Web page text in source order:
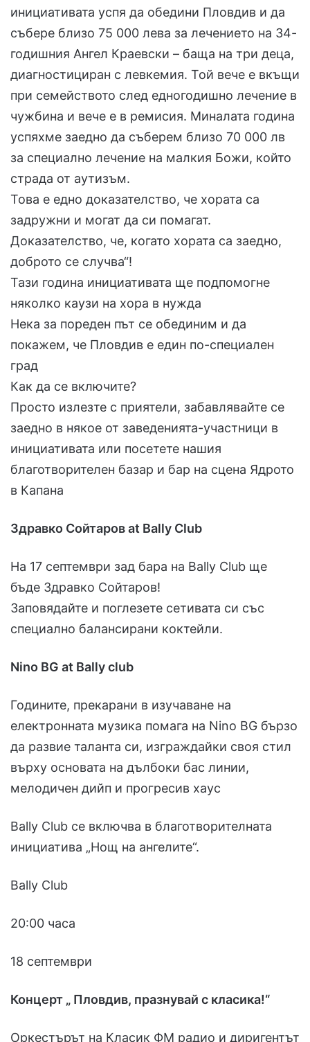
инициативата успя да обедини Пловдив и да
събере близо 75 000 лева за лечението на 34-
годишния Ангел Краевски – баща на три деца,
диагностициран с левкемия. Той вече е вкъщи
при семейството след едногодишно лечение в
чужбина и вече е в ремисия. Миналата година
успяхме заедно да съберем близо 70 000 лв
за специално лечение на малкия Божи, който
страда от аутизъм.
Това е едно доказателство, че хората са
задружни и могат да си помагат.
Доказателство, че, когато хората са заедно,
доброто се случва“!
Тази година инициативата ще подпомогне
няколко каузи на хора в нужда
Нека за пореден път се обединим и да
покажем, че Пловдив е един по-специален
град
Как да се включите?
Просто излезте с приятели, забавлявайте се
заедно в някое от заведенията-участници в
инициативата или посетете нашия
благотворителен базар и бар на сцена Ядрото
в Капана
Здравко Сойтаров at Bally Club
На 17 септември зад бара на Bally Club ще
бъде Здравко Сойтаров!
Заповядайте и поглезете сетивата си със
специално балансирани коктейли.
Nino BG at Bally club
Годините, прекарани в изучаване на
електронната музика помага на Nino BG бързо
да развие таланта си, изграждайки своя стил
върху основата на дълбоки бас линии,
мелодичен дийп и прогресив хаус
Bally Club се включва в благотворителната
инициатива „Нощ на ангелите“.
Bally Club
20:00 часа
18 септември
Концерт „ Пловдив, празнувай с класика!“
Оркестърът на Класик ФМ радио и диригентът